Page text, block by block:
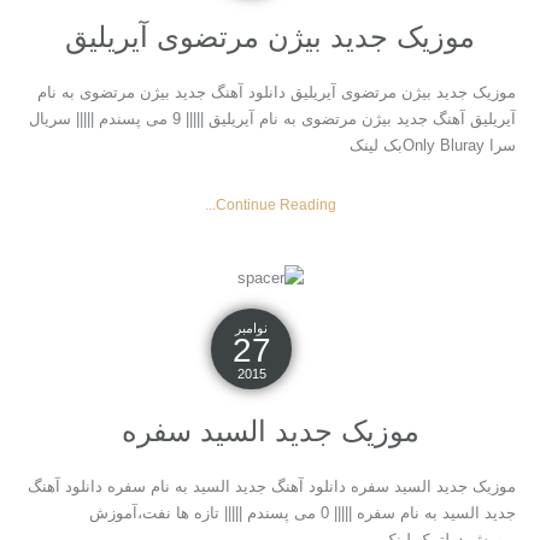
موزیک جدید بیژن مرتضوی آیریلیق
موزیک جدید بیژن مرتضوی آیریلیق دانلود آهنگ جدید بیژن مرتضوی به نام
آیریلیق آهنگ جدید بیژن مرتضوی به نام آیریلیق ||||| 9 می پسندم ||||| سریال
سرا Only Blurayبک لینک
Continue Reading...
نوامبر
27
2015
موزیک جدید السید سفره
موزیک جدید السید سفره دانلود آهنگ جدید السید به نام سفره دانلود آهنگ
جدید السید به نام سفره ||||| 0 می پسندم ||||| تازه ها نفت،آموزش